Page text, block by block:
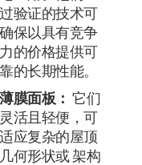
过验证的技术可
确保以具有竞争
力的价格提供可
靠的长期性能。
薄膜面板： 它们
灵活且轻便，可
适应复杂的屋顶
几何形状或 架构